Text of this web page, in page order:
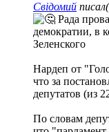
Свідомий
Рада
демократии, в
Зеленского
Нардеп от
что за
депутатов (из
По словам